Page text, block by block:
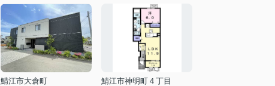
鯖江市大倉町
鯖江市神明町４丁目